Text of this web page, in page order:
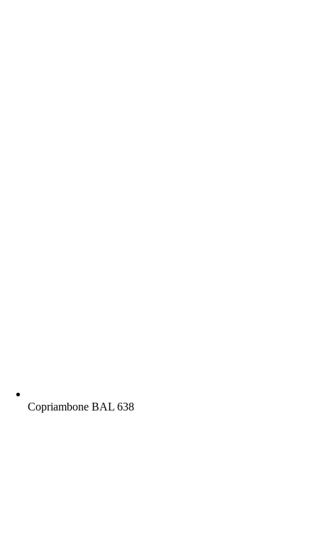
Copriambone BAL 638